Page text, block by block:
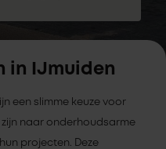
in IJmuiden
een slimme keuze voor
naar onderhoudsarme
projecten. Deze